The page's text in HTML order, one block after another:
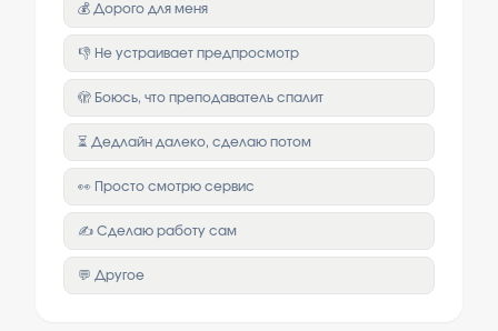
💰 Дорого для меня
👎 Не устраивает предпросмотр
🫣 Боюсь, что преподаватель спалит
⏳ Дедлайн далеко, сделаю потом
👀 Просто смотрю сервис
✍️ Сделаю работу сам
💬 Другое